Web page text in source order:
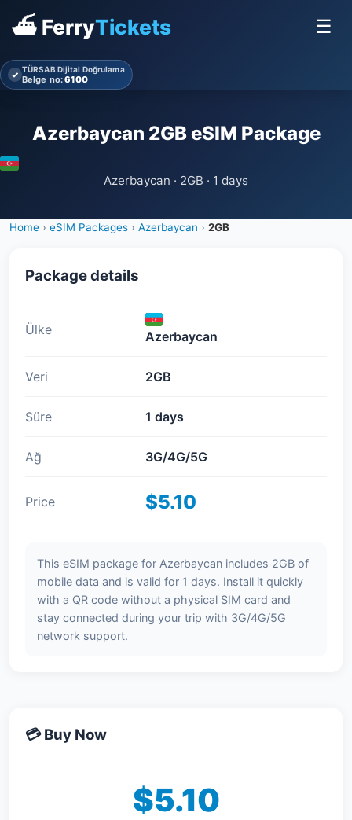
⛴ FerryTickets ☰
✓ TÜRSAB Dijital Doğrulama
Belge no:6100
Azerbaycan 2GB eSIM Package
Azerbaycan · 2GB · 1 days
Home › eSIM Packages › Azerbaycan › 2GB
Package details
Ülke Azerbaycan
Veri 2GB
Süre 1 days
Ağ 3G/4G/5G
Price $5.10
This eSIM package for Azerbaycan includes 2GB of
mobile data and is valid for 1 days. Install it quickly
with a QR code without a physical SIM card and
stay connected during your trip with 3G/4G/5G
network support.
💳 Buy Now
$5.10